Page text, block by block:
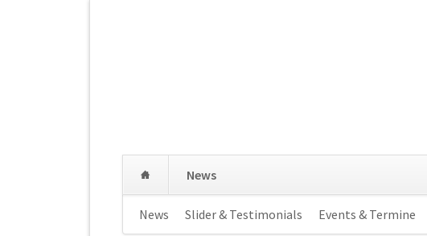
überspringen
News
News Slider & Testimonials Events & Termine